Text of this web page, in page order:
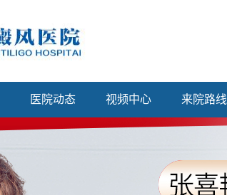
医院动态 视频中心 来院路线